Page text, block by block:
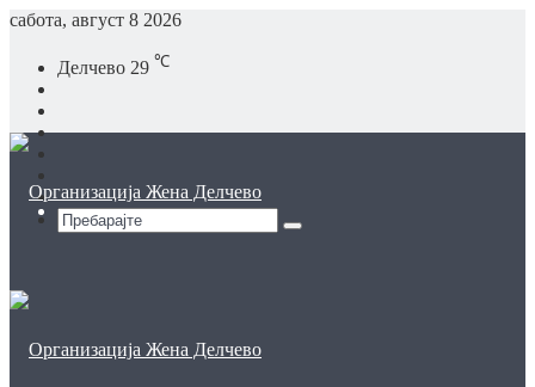
сабота, август 8 2026
Делчево 29 ℃
Instagram
In
Sidebar
Пребарајте
Мени